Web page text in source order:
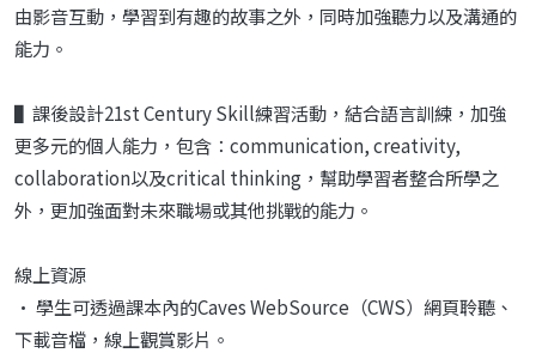
由影音互動，學習到有趣的故事之外，同時加強聽力以及溝通的
能力。
▌課後設計21st Century Skill練習活動，結合語言訓練，加強
更多元的個人能力，包含：communication, creativity,
collaboration以及critical thinking，幫助學習者整合所學之
外，更加強面對未來職場或其他挑戰的能力。
線上資源
• 學生可透過課本內的Caves WebSource（CWS）網頁聆聽、
下載音檔，線上觀賞影片。